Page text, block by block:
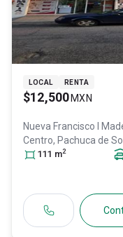
LOCAL RENTA
$12,500 MXN
Nueva Francisco I
Centro, Pachuca de
31638942
111 m2